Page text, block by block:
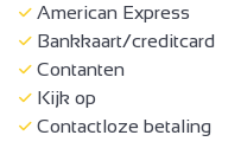
American Express
Bankkaart/creditcard
Contanten
Kijk op
Contactloze betaling